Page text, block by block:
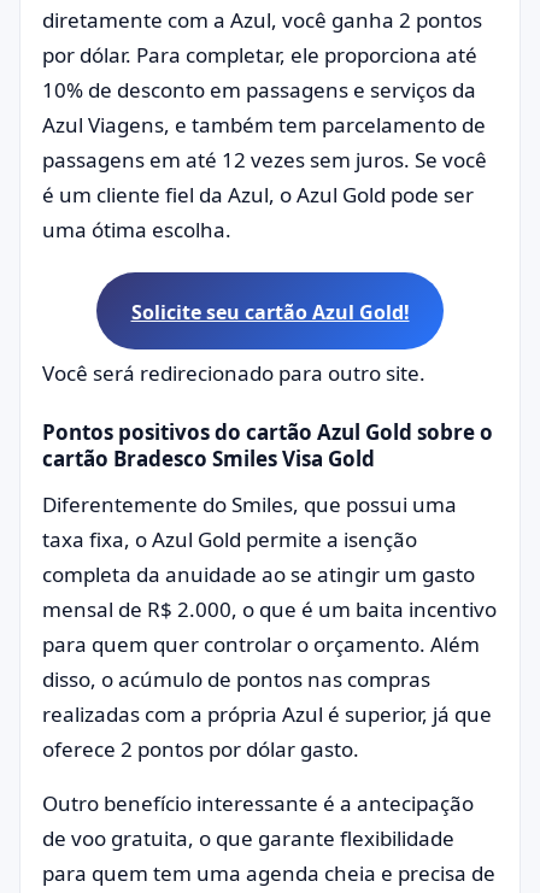
diretamente com a Azul, você ganha 2 pontos
por dólar. Para completar, ele proporciona até
10% de desconto em passagens e serviços da
Azul Viagens, e também tem parcelamento de
passagens em até 12 vezes sem juros. Se você
é um cliente fiel da Azul, o Azul Gold pode ser
uma ótima escolha.
Solicite seu cartão Azul Gold!
Você será redirecionado para outro site.
Pontos positivos do cartão Azul Gold sobre o
cartão Bradesco Smiles Visa Gold
Diferentemente do Smiles, que possui uma
taxa fixa, o Azul Gold permite a isenção
completa da anuidade ao se atingir um gasto
mensal de R$ 2.000, o que é um baita incentivo
para quem quer controlar o orçamento. Além
disso, o acúmulo de pontos nas compras
realizadas com a própria Azul é superior, já que
oferece 2 pontos por dólar gasto.
Outro benefício interessante é a antecipação
de voo gratuita, o que garante flexibilidade
para quem tem uma agenda cheia e precisa de